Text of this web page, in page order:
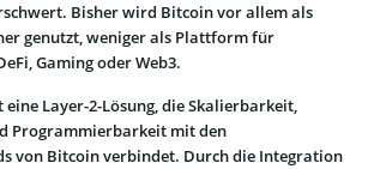
Bisher wird Bitcoin vor allem als
genutzt, weniger als Plattform für
Gaming oder Web3.
Layer-2-Lösung, die Skalierbarkeit,
Programmierbarkeit mit den
von Bitcoin verbindet. Durch die Integration